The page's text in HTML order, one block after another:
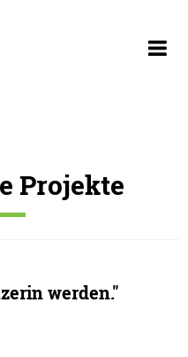
Projekte
werden."